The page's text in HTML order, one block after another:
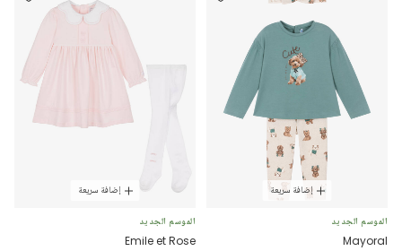
إضافة سريعة
الموسم الجديد
Mayoral
إضافة سريعة
الموسم الجديد
Emile et Rose